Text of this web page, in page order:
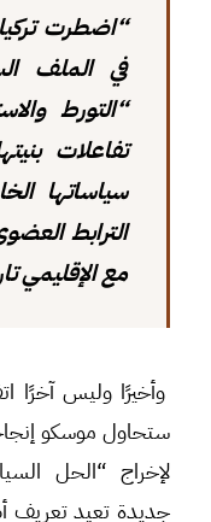
“اضطرت تركيا
في الملف
“التورط
تفاعلات
سياساتها
الترابط
مع الإقليمي
وأخيرًا وليس آخرًا
ستحاول موسكو
لإخراج “الحل
جديدة تعيد تعريف